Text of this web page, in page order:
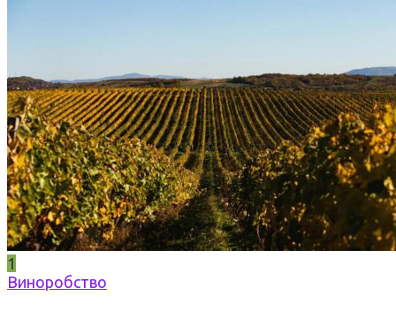
1
Виноробство